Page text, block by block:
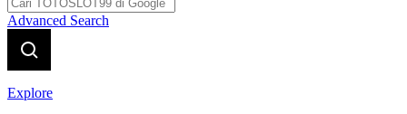
Advanced Search
Explore